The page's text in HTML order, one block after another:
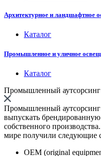
Архитектурное и ландшафтное
Каталог
Промышленное и уличное
Каталог
Промышленный аутсорсинг
Промышленный аутсорсинг
выпускать
собственного
мире получили следующие
OEM (original